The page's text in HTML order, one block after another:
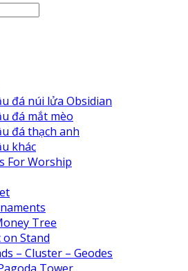
đá núi lửa Obsidian
đá mắt mèo
đá thạch anh
khác
For Worship
Tree
Stand
– Cluster – Geodes